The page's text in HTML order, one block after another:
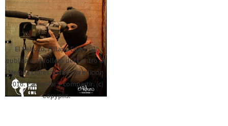
El Rebozo, Palapa Editorial,
publica este folleto del Centro de
Medios Libres. Esta es la edición
2016. Para rolar y compartir. (c)
Copyplis.